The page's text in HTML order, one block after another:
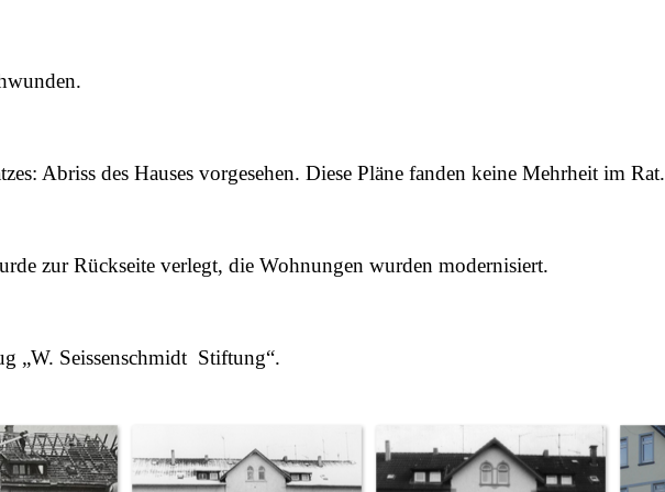
Abriss des Hauses vorgesehen.Diese Pläne fanden keine Mehrheit im Rat.
zur Rückseite verlegt, die Wohnungen wurden modernisiert.
„W. Seissenschmidt Stiftung“.